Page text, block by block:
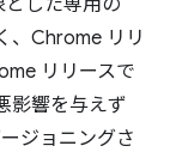
した専用の
、Chrome リリ
リリースで
影響を与えず
ジョニングさ